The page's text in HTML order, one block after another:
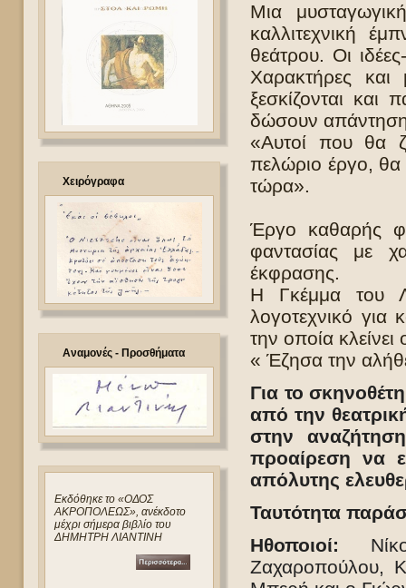
Χειρόγραφα
Αναμονές - Προσθήματα
Eκδόθηκε το «ΟΔΟΣ
ΑΚΡΟΠΟΛΕΩΣ», ανέκδοτο
μέχρι σήμερα βιβλίο του
ΔΗΜΗΤΡΗ ΛΙΑΝΤΙΝΗ
Μια
καλλιτεχνική
θεάτρου. Οι
Χαρακτήρες και
ξεσκίζονται
δώσουν
«Αυτοί που θα
πελώριο έργο, θα
τώρα».
Έργο καθαρής
φαντασίας με
έκφρασης.
Η Γκέμμα του
λογοτεχνικό για
την οποία
« Έζησα την
Για το
από την
στην
προαίρεση να
απόλυτης
Ταυτότητα
Ηθοποιοί: Ν
Ζαχαροπούλου,